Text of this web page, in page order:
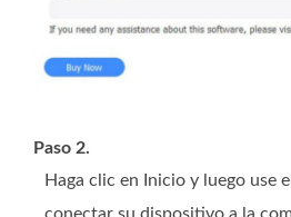
Paso 2.
Haga clic en Inicio y luego use